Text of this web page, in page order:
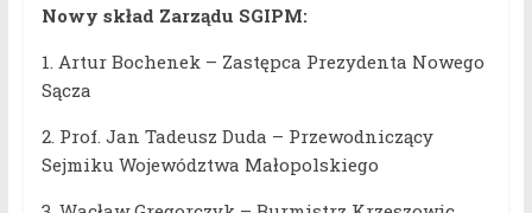
Nowy skład Zarządu SGIPM:
1. Artur Bochenek – Zastępca Prezydenta Nowego
Sącza
2. Prof. Jan Tadeusz Duda – Przewodniczący
Sejmiku Województwa Małopolskiego